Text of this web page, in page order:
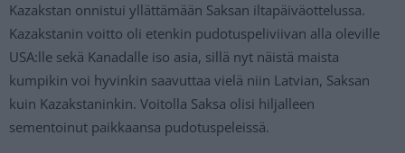
Kazakstan onnistui yllättämään Saksan iltapäiväottelussa.
Kazakstanin voitto oli etenkin pudotuspeliviivan alla oleville
USA:lle sekä Kanadalle iso asia, sillä nyt näistä maista
kumpikin voi hyvinkin saavuttaa vielä niin Latvian, Saksan
kuin Kazakstaninkin. Voitolla Saksa olisi hiljalleen
sementoinut paikkaansa pudotuspeleissä.